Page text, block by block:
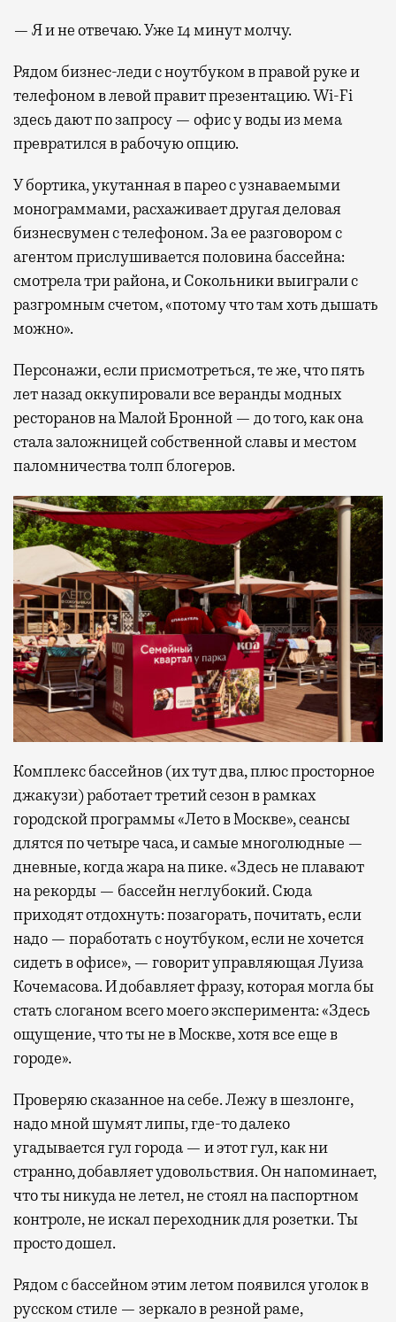
— Я и не отвечаю. Уже 14 минут молчу.
Рядом бизнес-леди с ноутбуком в правой руке и
телефоном в левой правит презентацию. Wi-Fi
здесь дают по запросу — офис у воды из мема
превратился в рабочую опцию.
У бортика, укутанная в парео с узнаваемыми
монограммами, расхаживает другая деловая
бизнесвумен с телефоном. За ее разговором с
агентом прислушивается половина бассейна:
смотрела три района, и Сокольники выиграли с
разгромным счетом, «потому что там хоть дышать
можно».
Персонажи, если присмотреться, те же, что пять
лет назад оккупировали все веранды модных
ресторанов на Малой Бронной — до того, как она
стала заложницей собственной славы и местом
паломничества толп блогеров.
Комплекс бассейнов (их тут два, плюс просторное
джакузи) работает третий сезон в рамках
городской программы «Лето в Москве», сеансы
длятся по четыре часа, и самые многолюдные —
дневные, когда жара на пике. «Здесь не плавают
на рекорды — бассейн неглубокий. Сюда
приходят отдохнуть: позагорать, почитать, если
надо — поработать с ноутбуком, если не хочется
сидеть в офисе», — говорит управляющая Луиза
Кочемасова. И добавляет фразу, которая могла бы
стать слоганом всего моего эксперимента: «Здесь
ощущение, что ты не в Москве, хотя все еще в
городе».
Проверяю сказанное на себе. Лежу в шезлонге,
надо мной шумят липы, где-то далеко
угадывается гул города — и этот гул, как ни
странно, добавляет удовольствия. Он напоминает,
что ты никуда не летел, не стоял на паспортном
контроле, не искал переходник для розетки. Ты
просто дошел.
Рядом с бассейном этим летом появился уголок в
русском стиле — зеркало в резной раме,